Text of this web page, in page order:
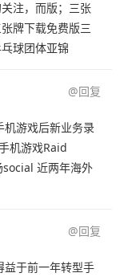
注，而版；三张
牌下载免费版三
球团体亚锦
@回复
机游戏后新业务录
机游戏Raid
近两年海外
@回复
益于前一年转型手